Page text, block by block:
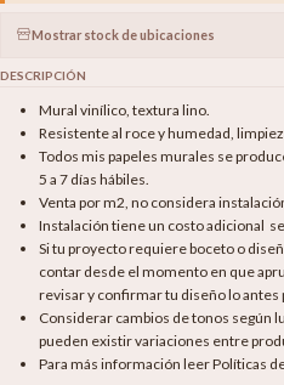
Mostrar stock de ubicaciones
DESCRIPCIÓN
Mural vinílico, textura lino.
Resistente al roce y humedad,
Todos mis papeles murales se
5 a 7 días hábiles.
Venta por m2, no considera
Instalación tiene un costo adicional
Si tu proyecto requiere boceto o
contar desde el momento en que
revisar y confirmar tu diseño lo antes
Considerar cambios de tonos según
pueden existir variaciones entre
Para más información leer Políticas